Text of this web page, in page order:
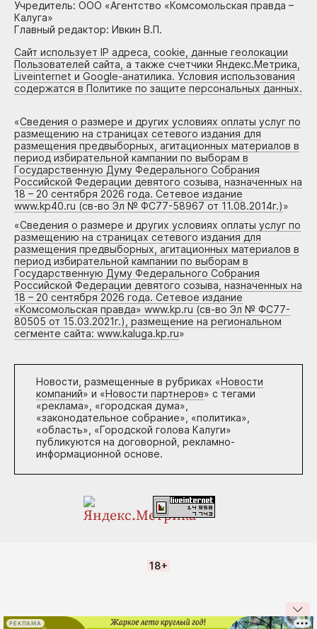
Учредитель: ООО «Агентство «Комсомольская правда –
Калуга»
Главный редактор: Ивкин В.П.
Сайт использует IP адреса, cookie, данные геолокации
Пользователей сайта, а также счетчики Яндекс.Метрика,
Liveinternet и Google-анатилика. Условия использования
содержатся в Политике по защите персональных данных.
«Сведения о размере и других условиях оплаты услуг по
размещению на страницах сетевого издания для
размещения предвыборных, агитационных материалов в
период избирательной кампании по выборам в
Государственную Думу Федерального Собрания
Российской Федерации девятого созыва, назначенных на
18 – 20 сентября 2026 года. Сетевое издание
www.kp40.ru (св-во Эл № ФС77-58967 от 11.08.2014г.)»
«Сведения о размере и других условиях оплаты услуг по
размещению на страницах сетевого издания для
размещения предвыборных, агитационных материалов в
период избирательной кампании по выборам в
Государственную Думу Федерального Собрания
Российской Федерации девятого созыва, назначенных на
18 – 20 сентября 2026 года. Сетевое издание
«Комсомольская правда» www.kp.ru (св-во Эл № ФС77-
80505 от 15.03.2021г.), размещение на региональном
сегменте сайта: www.kaluga.kp.ru»
Новости, размещенные в рубриках «Новости
компаний» и «Новости партнеров» с тегами
«реклама», «городская дума»,
«законодательное собрание», «политика»,
«область», «Городской голова Калуги»
публикуются на договорной, рекламно-
информационной основе.
18+
РЕКЛАМА